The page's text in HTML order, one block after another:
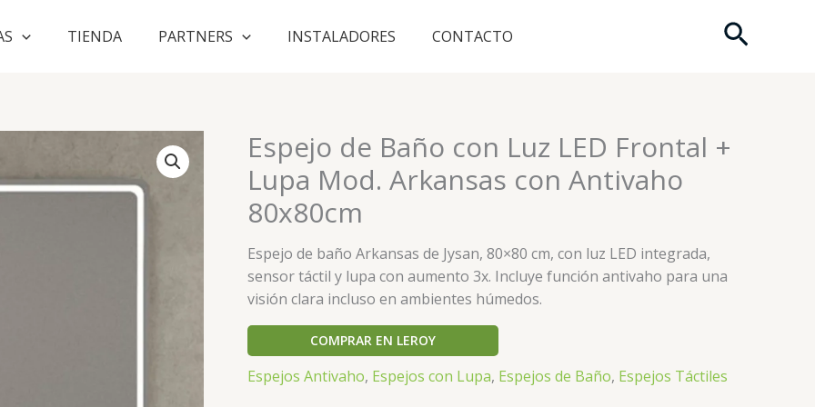
TIENDA PARTNERS INSTALADORES CONTACTO Buscar
Espejo de Baño con Luz LED Frontal +
Lupa Mod. Arkansas con Antivaho
80x80cm
Espejo de baño Arkansas de Jysan, 80×80 cm, con luz LED integrada,
sensor táctil y lupa con aumento 3x. Incluye función antivaho para una
visión clara incluso en ambientes húmedos.
COMPRAR EN LEROY
Espejos Antivaho, Espejos con Lupa, Espejos de Baño, Espejos Táctiles